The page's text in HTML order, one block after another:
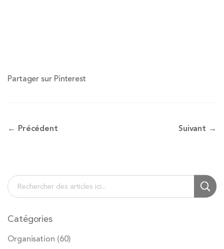
Partager sur Pinterest
← Précédent Suivant →
Chercher
Catégories
Organisation (60)